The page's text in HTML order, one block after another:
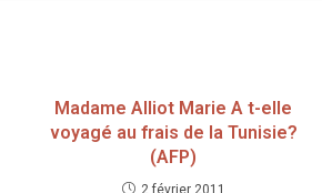
Madame Alliot Marie A t-elle
voyagé au frais de la Tunisie?
(AFP)
2 février 2011